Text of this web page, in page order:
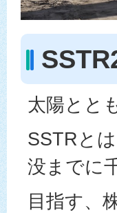
太陽とと
SSTRと
没までに
目指す、